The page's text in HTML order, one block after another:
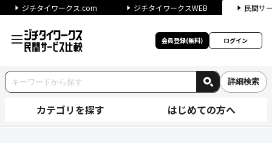
ジチタイワークス.com ジチタイワークスWEB 民間サ
会員登録(無料) ログイン
詳細検索
カテゴリを探す はじめての方へ